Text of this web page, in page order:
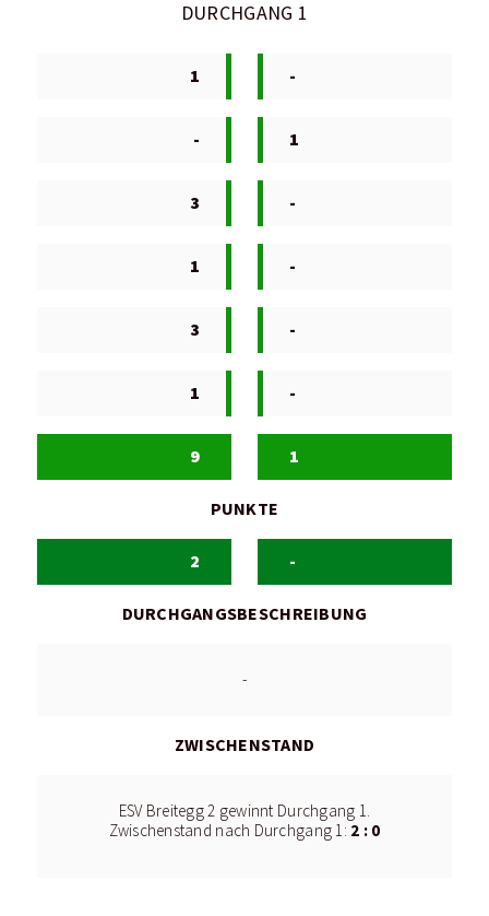
DURCHGANG 1
1 -
- 1
3 -
1 -
3 -
1 -
9 1
PUNKTE
2 -
DURCHGANGSBESCHREIBUNG
-
ZWISCHENSTAND
ESV Breitegg 2 gewinnt Durchgang 1.
Zwischenstand nach Durchgang 1: 2 : 0